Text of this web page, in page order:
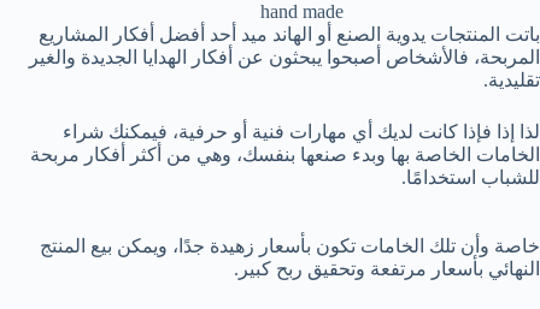
hand made
باتت المنتجات يدوية الصنع أو الهاند ميد أحد أفضل أفكار المشاريع
المربحة، فالأشخاص أصبحوا يبحثون عن أفكار الهدايا الجديدة والغير
تقليدية.
لذا إذا فإذا كانت لديك أي مهارات فنية أو حرفية، فيمكنك شراء
الخامات الخاصة بها وبدء صنعها بنفسك، وهي من أكثر أفكار مربحة
للشباب استخدامًا.
خاصة وأن تلك الخامات تكون بأسعار زهيدة جدًا، ويمكن بيع المنتج
النهائي بأسعار مرتفعة وتحقيق ربح كبير.